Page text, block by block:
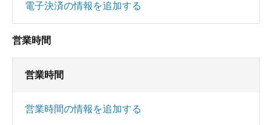
電子決済の情報を追加する
営業時間
営業時間
営業時間の情報を追加する